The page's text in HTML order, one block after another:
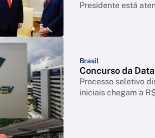
Presidente está
Brasil
Concurso da
Processo seletivo
iniciais chegam a